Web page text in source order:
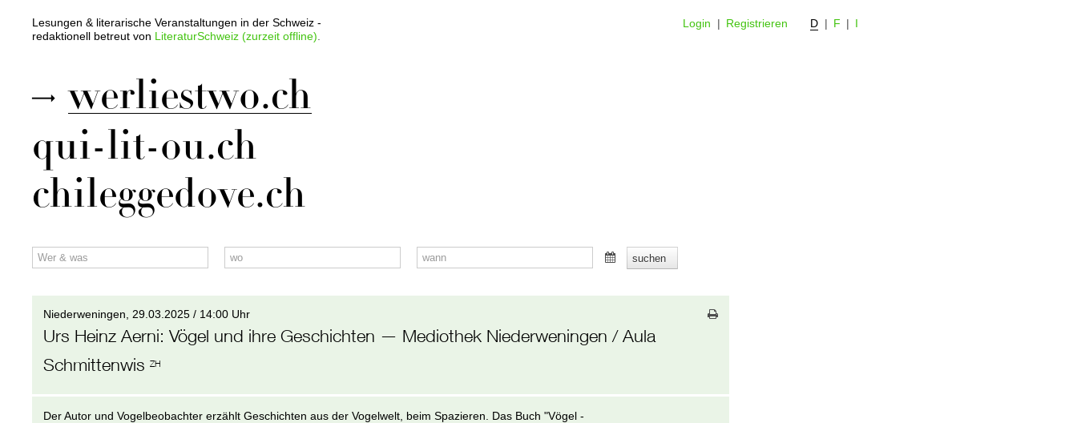
Login | Registrieren D | F | I
Lesungen & literarische Veranstaltungen in der Schweiz -
redaktionell betreut von LiteraturSchweiz (zurzeit offline)
werliestwo.ch
qui-lit-ou.ch
chileggedove.ch
Niederweningen, 29.03.2025 / 14:00 Uhr
Urs Heinz Aerni:Vögel und ihre Geschichten — Mediothek Niederweningen / Aula
SchmittenwisZH
Der Autor und Vogelbeobachter erzählt Geschichten aus der Vogelwelt, beim Spazieren. Das Buch "Vögel -